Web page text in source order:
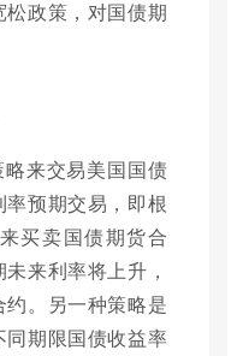
政策，对国债期
来交易美国国债
预期交易，即根
买卖国债期货合
来利率将上升，
。另一种策略是
期限国债收益率